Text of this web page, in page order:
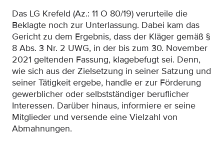
Das LG Krefeld (Az.: 11 O 80/19) verurteile die
Beklagte noch zur Unterlassung. Dabei kam das
Gericht zu dem Ergebnis, dass der Kläger gemäß §
8 Abs. 3 Nr. 2 UWG, in der bis zum 30. November
2021 geltenden Fassung, klagebefugt sei. Denn,
wie sich aus der Zielsetzung in seiner Satzung und
seiner Tätigkeit ergebe, handle er zur Förderung
gewerblicher oder selbstständiger beruflicher
Interessen. Darüber hinaus, informiere er seine
Mitglieder und versende eine Vielzahl von
Abmahnungen.